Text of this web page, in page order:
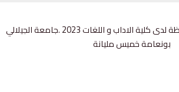
© جميع الحقوق محفوظة لدى كلية الاداب و اللغات 2023 .جامعة الجيلالي
بونعامة خميس مليانة